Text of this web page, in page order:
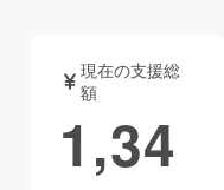
書籍・雑誌
現在の支援総
額
1,34